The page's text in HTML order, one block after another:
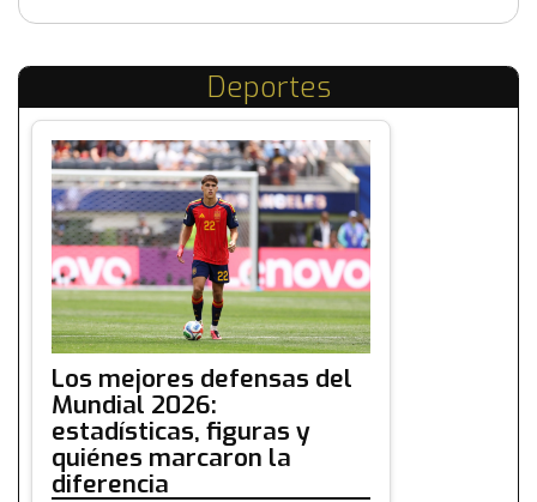
Deportes
Los mejores defensas del
Mundial 2026:
estadísticas, figuras y
quiénes marcaron la
diferencia